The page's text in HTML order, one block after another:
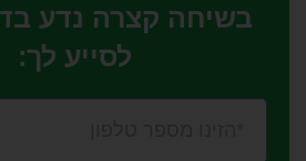
בשיחה קצרה נדע
לסייע לך: